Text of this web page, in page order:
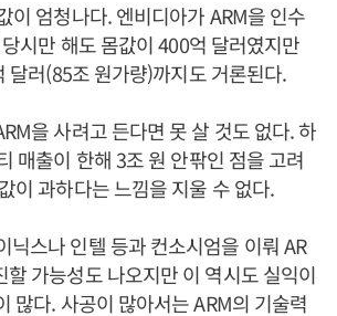
이 엄청나다. 엔비디아가 ARM을 인수
시만 해도 몸값이 400억 달러였지만
달러(85조 원가량)까지도 거론된다.
을 사려고 든다면 못 살 것도 없다. 하
매출이 한해 3조 원 안팎인 점을 고려
이 과하다는 느낌을 지울 수 없다.
닉스나 인텔 등과 컨소시엄을 이뤄 AR
할 가능성도 나오지만 이 역시도 실익이
많다. 사공이 많아서는 ARM의 기술력